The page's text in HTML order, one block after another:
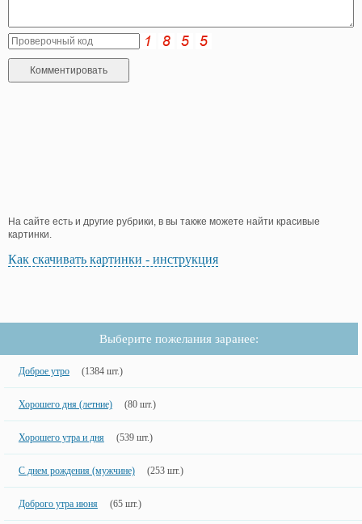
На сайте есть и другие рубрики, в вы также можете найти красивые
картинки.
Как скачивать картинки - инструкция
Выберите пожелания заранее:
Доброе утро (1384 шт.)
Хорошего дня (летние) (80 шт.)
Хорошего утра и дня (539 шт.)
С днем рождения (мужчине) (253 шт.)
Доброго утра июня (65 шт.)